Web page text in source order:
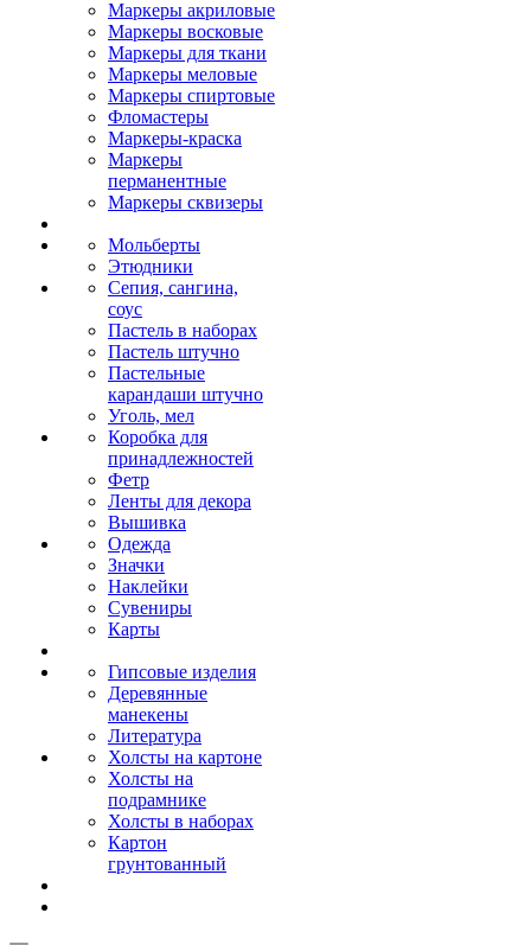
Маркеры акриловые
Маркеры восковые
Маркеры для ткани
Маркеры меловые
Маркеры спиртовые
Фломастеры
Маркеры-краска
Маркеры
перманентные
Маркеры сквизеры
Мольберты
Этюдники
Сепия, сангина,
соус
Пастель в наборах
Пастель штучно
Пастельные
карандаши штучно
Уголь, мел
Коробка для
принадлежностей
Фетр
Ленты для декора
Вышивка
Одежда
Значки
Наклейки
Сувениры
Карты
Гипсовые изделия
Деревянные
манекены
Литература
Холсты на картоне
Холсты на
подрамнике
Холсты в наборах
Картон
грунтованный